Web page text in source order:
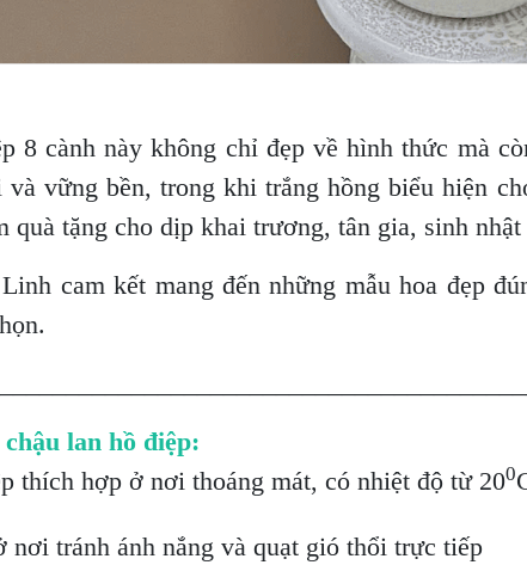
8 cành này không chỉ đẹp về hình thức mà
vững bền, trong khi trắng hồng biểu hiện
quà tặng cho dịp khai trương, tân gia, sinh
cam kết mang đến những mẫu hoa đẹp
lan hồ điệp:
thích hợp ở nơi thoáng mát, có nhiệt độ từ 200
nơi tránh ánh nắng và quạt gió thổi trực tiếp